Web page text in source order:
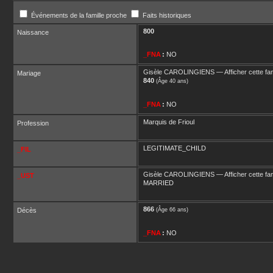
Événements de la famille proche Faits historiques
Naissance 800
_FNA : NO
Mariage Gisèle CAROLINGIENS —Afficher cette
840 (Âge 40 ans)
_FNA : NO
Profession Marquis de Frioul
_FIL LEGITIMATE_CHILD
_UST Gisèle CAROLINGIENS —Afficher cette
MARRIED
Décès 866 (Âge 66 ans)
_FNA : NO